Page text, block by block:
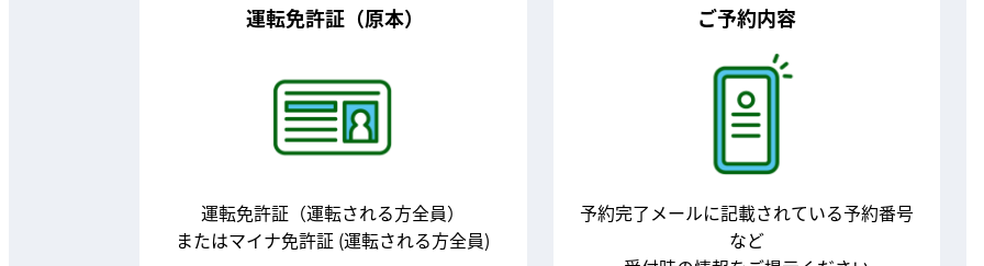
運転免許証（原本）
運転免許証（運転される方全員）
またはマイナ免許証 (運転される方全員)
ご予約内容
予約完了メールに記載されている予約番号
など